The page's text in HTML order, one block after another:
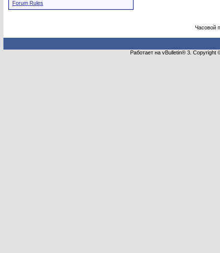
Forum Rules
Часовой
Работает на vBulletin® 3.